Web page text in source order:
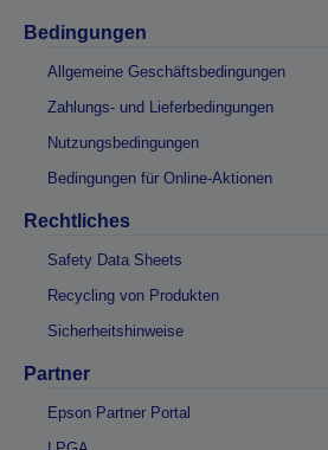
Bedingungen
Allgemeine Geschäftsbedingungen
Zahlungs- und Lieferbedingungen
Nutzungsbedingungen
Bedingungen für Online-Aktionen
Rechtliches
Safety Data Sheets
Recycling von Produkten
Sicherheitshinweise
Partner
Epson Partner Portal